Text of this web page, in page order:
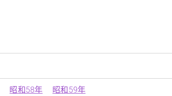
昭和58年 昭和59年